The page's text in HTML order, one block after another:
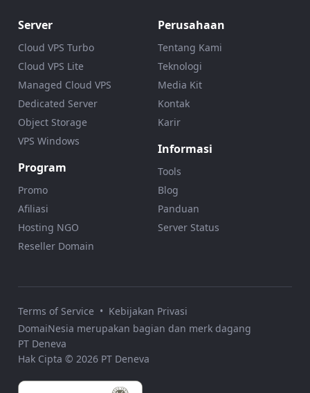
Server
Cloud VPS Turbo
Cloud VPS Lite
Managed Cloud VPS
Dedicated Server
Object Storage
VPS Windows
Program
Promo
Afiliasi
Hosting NGO
Reseller Domain
Perusahaan
Tentang Kami
Teknologi
Media Kit
Kontak
Karir
Informasi
Tools
Blog
Panduan
Server Status
Terms of Service • Kebijakan Privasi
DomaiNesia merupakan bagian dan merk dagang
PT Deneva
Hak Cipta © 2026 PT Deneva